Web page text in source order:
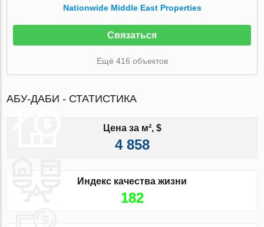
Nationwide Middle East Properties
Связаться
Ещё 416 объектов
АБУ-ДАБИ - СТАТИСТИКА
Цена за м², $
4 858
Индекс качества жизни
182